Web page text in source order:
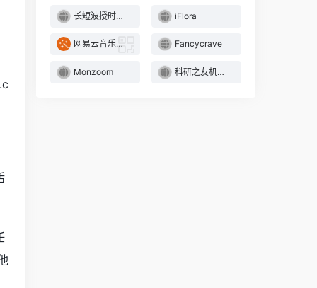
长短波授时系统 iFlora
网易云音乐下载 Fancycrave
Monzoom 科研之友机构版